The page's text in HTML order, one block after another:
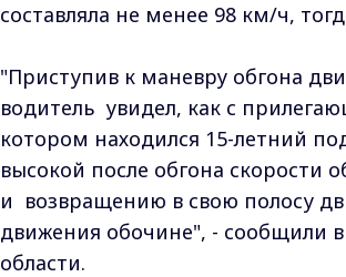
составляла не менее 98 км/ч,
"Приступив к маневру обгона
водитель увидел, как с
котором находился 15-летний
высокой после обгона
и возвращению в свою полосу
движения обочине", - сообщили
области.